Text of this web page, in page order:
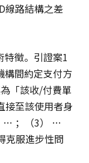
線路結構之差
特徵。引證案1
構間約定支付方
「該收/付費單
接至該使用者身
… ；（3） …
克服進步性問